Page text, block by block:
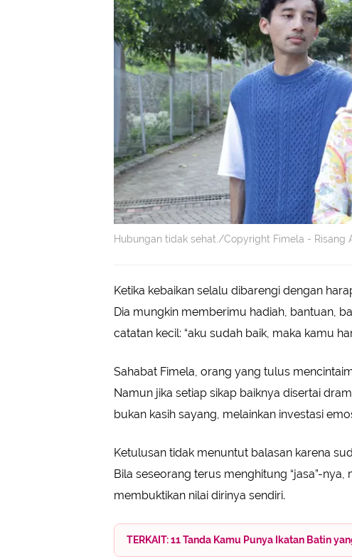
Hubungan tidak sehat./Copyright Fimela - Risang
Ketika kebaikan selalu dibarengi dengan
Dia mungkin memberimu hadiah, bantuan,
catatan kecil: “aku sudah baik, maka kamu
Sahabat Fimela, orang yang tulus
Namun jika setiap sikap baiknya disertai
bukan kasih sayang, melainkan investasi
Ketulusan tidak menuntut balasan karena
Bila seseorang terus menghitung “jasa”-
membuktikan nilai dirinya sendiri.
TERKAIT: 11 Tanda Kamu Punya Ikatan Batin